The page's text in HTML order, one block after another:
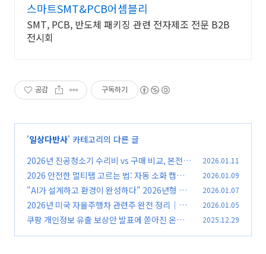
스마트SMT&PCB어셈블리
SMT, PCB, 반도체 패키징 관련 전자제조 전문 B2B
전시회
공감 구독하기
'일상다반사' 카테고리의 다른 글
2026년 진공청소기 수리비 vs 구매 비교, 본전
뽑는 '50% 결정 법칙'
(0)
2026.01.11
2026 안전한 멀티탭 고르는 법: 자동 소화 캡슐부
터 GaN 기술까지 총정리 (0)
2026.01.09
"AI가 설계하고 환경이 완성하다" 2026년형 스
마트 집 정리 5계명 (0)
2026.01.07
2026년 미국 자율주행차 관련주 완전 정리｜로
보택시·AI·반도체 투자 가이드
(0)
2026.01.05
쿠팡 개인정보 유출 보상안 발표에 쏟아진 온라인
2025.12.29